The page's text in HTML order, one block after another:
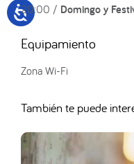
20:00 / Domingo y
Equipamiento
Zona Wi-Fi
También te puede